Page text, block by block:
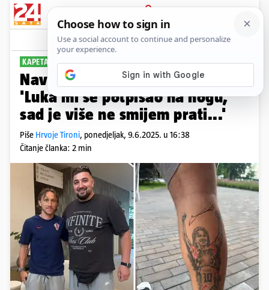
PRIJAVA
Sport Komentari
KAPETAN ODUŠEVIO NAVIJAČA PLUS+
Navijač nosi Modrića na sebi:
'Luka mi se potpisao na nogu,
sad je više ne smijem prati...'
Piše Hrvoje Tironi, ponedjeljak, 9.6.2025. u 16:38
Čitanje članka: 2 min